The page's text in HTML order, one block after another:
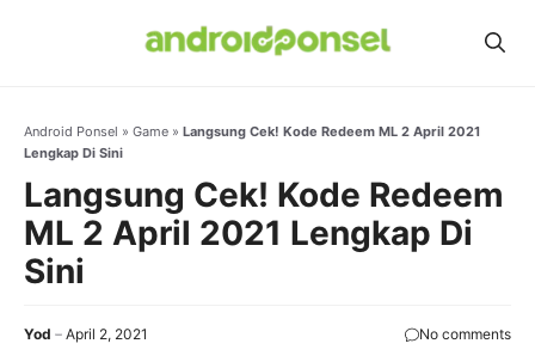
Android Ponsel » Game » Langsung Cek! Kode Redeem ML 2 April 2021
Lengkap Di Sini
Langsung Cek! Kode Redeem
ML 2 April 2021 Lengkap Di
Sini
Yod April 2, 2021 No comments